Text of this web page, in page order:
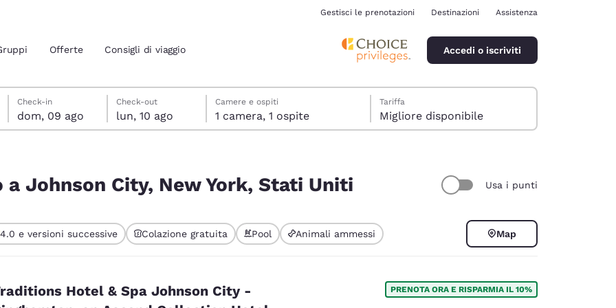
attuali
Español Español
Gestisci le prenotazioni Destinazioni Assistenza
Offerte Consigli di viaggio Accedi o iscriviti
domenica 9 agosto
Check-in
dom, 09 ago
lunedì 10 agosto
Check-out
lun, 10 ago
lunedì 10 agosto data di check-out selezionata
domenica 9 agosto data di check-in selezionata
Camere e ospiti
1 camera, 1 ospite
Tariffa
Migliore disponibile
Johnson City, New York, Stati Uniti Usa i punti
4.0 e versioni successive Colazione gratuita Pool Animali ammessi Map
Hotel & Spa Johnson City -
PRENOTA ORA E RISPARMIA IL 10%